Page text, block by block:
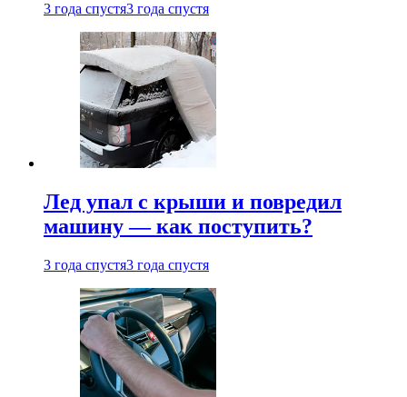
3 года спустя3 года спустя
Лед упал с крыши и повредил
машину — как поступить?
3 года спустя3 года спустя